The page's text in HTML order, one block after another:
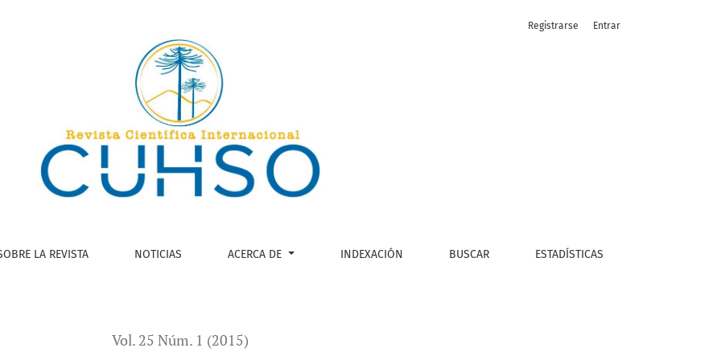
forzada
LA REVISTA NOTICIAS ACERCA DE INDEXACIÓN BUSCAR ESTADÍSTICAS
Registrarse Entrar
Vol. 25 Núm. 1 (2015)